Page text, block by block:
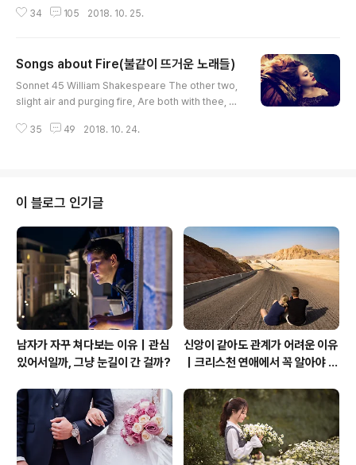
of the things that was good about him in this mo
보고 실망 할 수밖에 없었다. 영화를 보기를 정했다면, 왜
그런지 알 수 있을 것이다. 이 영화에서 한가지 좋은 점이라
면 그의 미친듯한 화끈한 몸매의 장면들을 보여준다. I mis
34 105 2018. 10. 25.
Songs about Fire(불같이 뜨거운 노래들)
Sonnet 45 William Shakespeare The other two,
slight air and purging fire, Are both with thee, w
my desire, These present-absent with swift mo
o death, oppressed with melancholy; Until life’s
composition be r..
35 49 2018. 10. 24.
이 블로그 인기글
남자가 자꾸 쳐다보는 이유｜관심
있어서일까, 그냥 눈길이 간 걸까?
신앙이 같아도 관계가 어려운 이유
｜크리스천 연애에서 꼭 알아야 할